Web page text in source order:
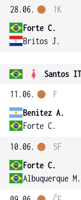
28.06.
Forte C.
Britos J.
1K
Santos
11.06.
Benitez A.
Forte C.
F
10.06.
Forte C.
Albuquerque M.
SF